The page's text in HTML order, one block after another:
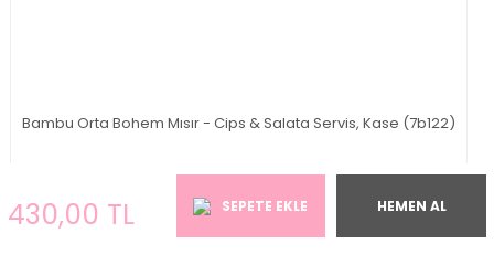
Bambu Orta Bohem Mısır - Cips & Salata Servis, Kase (7b122)
500,00 TL
430,00 TL SEPETE EKLE HEMEN AL